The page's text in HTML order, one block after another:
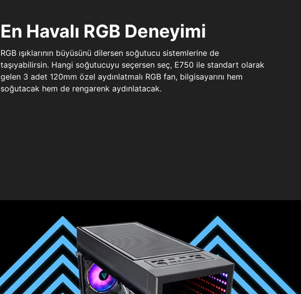
En Havalı RGB Deneyimi
RGB ışıklarının büyüsünü dilersen soğutucu sistemlerine de
taşıyabilirsin. Hangi soğutucuyu seçersen seç, E750 ile standart olarak
gelen 3 adet 120mm özel aydınlatmalı RGB fan, bilgisayarını hem
soğutacak hem de rengarenk aydınlatacak.